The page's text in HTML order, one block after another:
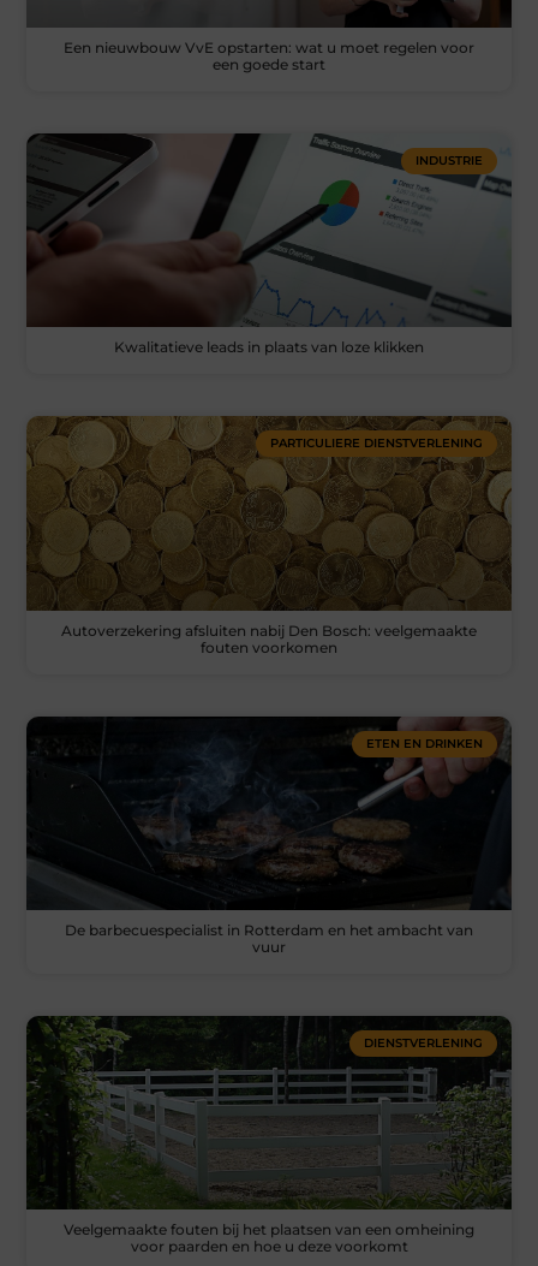
Een nieuwbouw VvE opstarten: wat u moet regelen voor
een goede start
INDUSTRIE
Kwalitatieve leads in plaats van loze klikken
PARTICULIERE DIENSTVERLENING
Autoverzekering afsluiten nabij Den Bosch: veelgemaakte
fouten voorkomen
ETEN EN DRINKEN
De barbecuespecialist in Rotterdam en het ambacht van
vuur
DIENSTVERLENING
Veelgemaakte fouten bij het plaatsen van een omheining
voor paarden en hoe u deze voorkomt